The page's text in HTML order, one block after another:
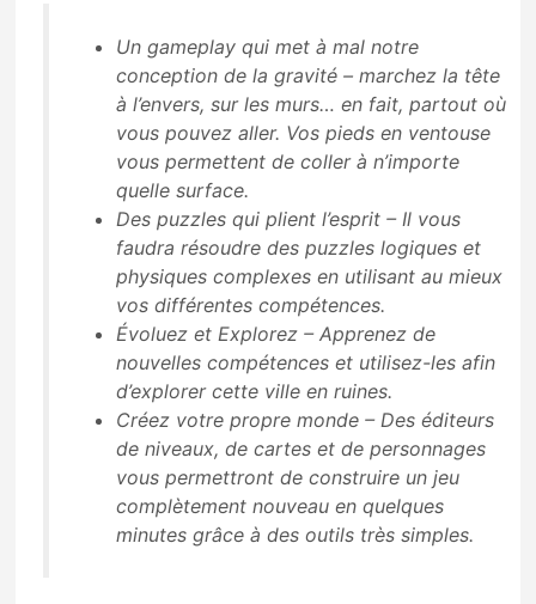
Un gameplay qui met à mal notre
conception de la gravité – marchez la tête
à l’envers, sur les murs… en fait, partout où
vous pouvez aller. Vos pieds en ventouse
vous permettent de coller à n’importe
quelle surface.
Des puzzles qui plient l’esprit – Il vous
faudra résoudre des puzzles logiques et
physiques complexes en utilisant au mieux
vos différentes compétences.
Évoluez et Explorez – Apprenez de
nouvelles compétences et utilisez-les afin
d’explorer cette ville en ruines.
Créez votre propre monde – Des éditeurs
de niveaux, de cartes et de personnages
vous permettront de construire un jeu
complètement nouveau en quelques
minutes grâce à des outils très simples.